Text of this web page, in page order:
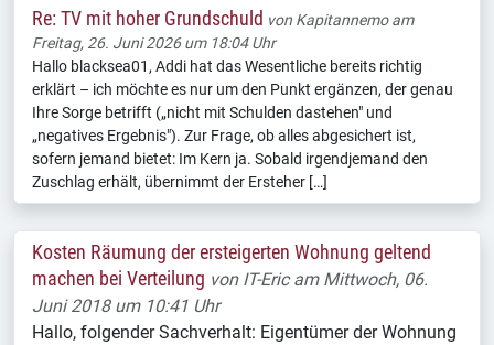
Re: TV mit hoher Grundschuld von Kapitannemoam
Freitag, 26. Juni 2026 um 18:04 Uhr
Hallo blacksea01, Addi hat das Wesentliche bereits richtig
erklärt – ich möchte es nur um den Punkt ergänzen, der genau
Ihre Sorge betrifft („nicht mit Schulden dastehen" und
„negatives Ergebnis"). Zur Frage, ob alles abgesichert ist,
sofern jemand bietet: Im Kern ja. Sobald irgendjemand den
Zuschlag erhält, übernimmt der Ersteher […]
Kosten Räumung der ersteigerten Wohnung geltend
machen bei Verteilung von IT-Ericam Mittwoch, 06.
Juni 2018 um 10:41 Uhr
Hallo, folgender Sachverhalt: Eigentümer der Wohnung